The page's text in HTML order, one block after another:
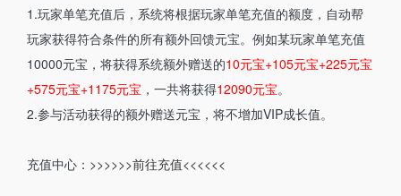
1.玩家单笔充值后，系统将根据玩家单笔充值的额度，自动帮
玩家获得符合条件的所有额外回馈元宝。例如某玩家单笔充值
10000元宝，将获得系统额外赠送的10元宝+105元宝+225元宝
+575元宝+1175元宝 ，一共将获得12090元宝。
2.参与活动获得的额外赠送元宝，将不增加VIP成长值。
充值中心： >>>>>>前往充值<<<<<<